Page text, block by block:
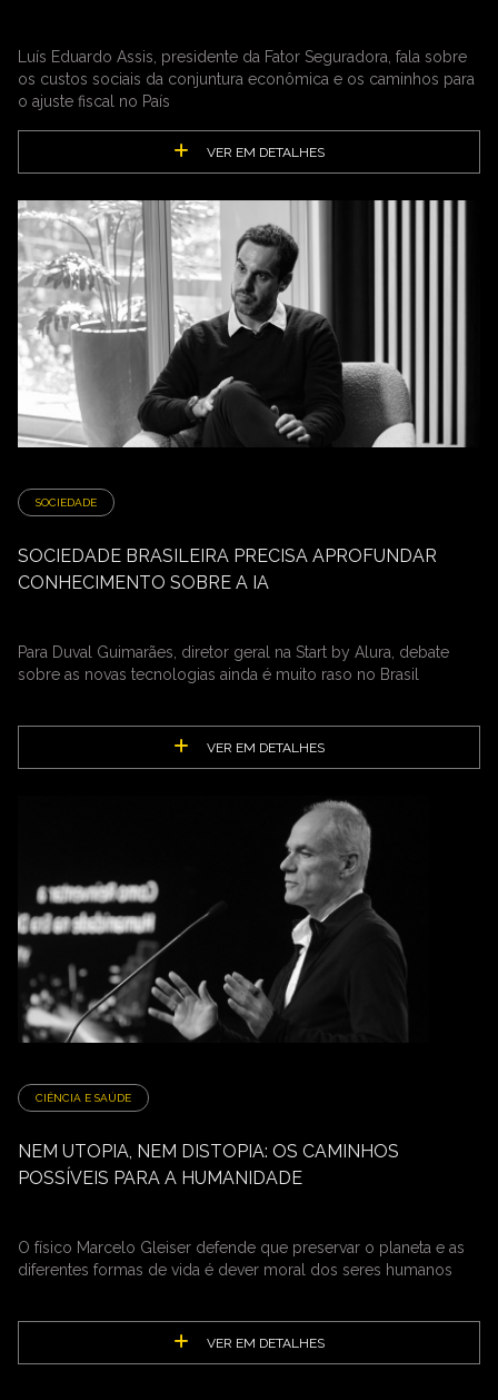
Luís Eduardo Assis, presidente da Fator Seguradora, fala sobre
os custos sociais da conjuntura econômica e os caminhos para
o ajuste fiscal no País
VER EM DETALHES
SOCIEDADE
SOCIEDADE BRASILEIRA PRECISA APROFUNDAR
CONHECIMENTO SOBRE A IA
Para Duval Guimarães, diretor geral na Start by Alura, debate
sobre as novas tecnologias ainda é muito raso no Brasil
VER EM DETALHES
CIÊNCIA E SAÚDE
NEM UTOPIA, NEM DISTOPIA: OS CAMINHOS
POSSÍVEIS PARA A HUMANIDADE
O físico Marcelo Gleiser defende que preservar o planeta e as
diferentes formas de vida é dever moral dos seres humanos
VER EM DETALHES